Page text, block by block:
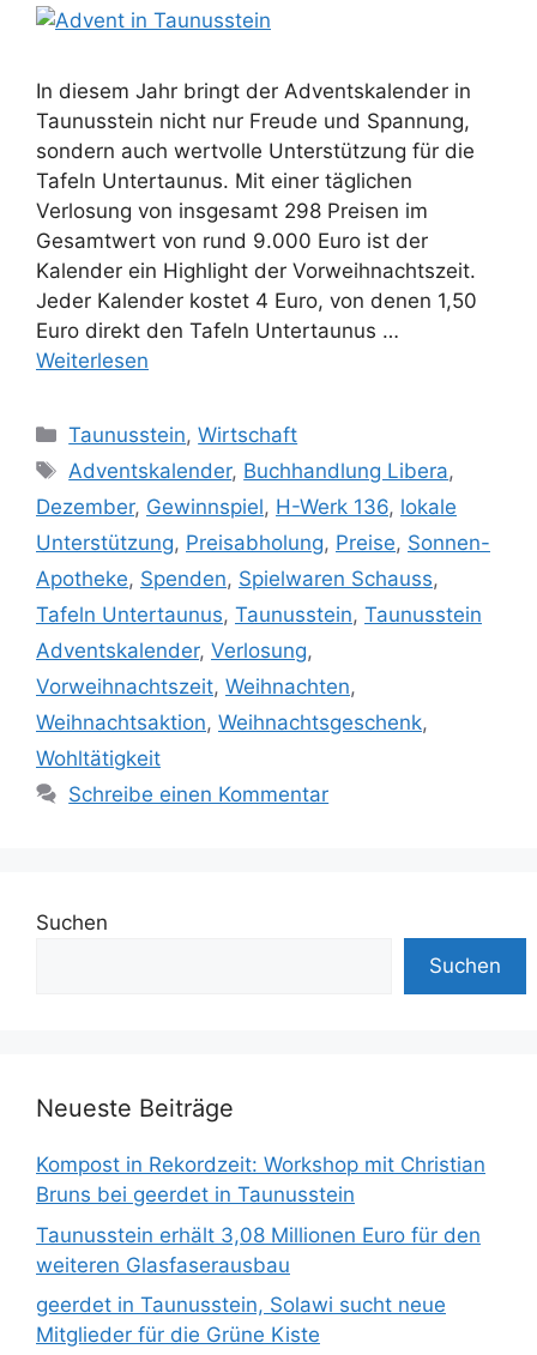
In diesem Jahr bringt der Adventskalender in
Taunusstein nicht nur Freude und Spannung,
sondern auch wertvolle Unterstützung für die
Tafeln Untertaunus. Mit einer täglichen
Verlosung von insgesamt 298 Preisen im
Gesamtwert von rund 9.000 Euro ist der
Kalender ein Highlight der Vorweihnachtszeit.
Jeder Kalender kostet 4 Euro, von denen 1,50
Euro direkt den Tafeln Untertaunus …
Weiterlesen
Kategorien
Taunusstein,Wirtschaft
Schlagwörter
Adventskalender, Buchhandlung Libera,
Dezember, Gewinnspiel, H-Werk 136, lokale
Unterstützung, Preisabholung, Preise, Sonnen-
Apotheke, Spenden, Spielwaren Schauss,
Tafeln Untertaunus, Taunusstein, Taunusstein
Adventskalender, Verlosung,
Vorweihnachtszeit, Weihnachten,
Weihnachtsaktion, Weihnachtsgeschenk,
Wohltätigkeit
Schreibe einen Kommentar
Suchen
Suchen
Neueste Beiträge
Kompost in Rekordzeit: Workshop mit Christian
Bruns bei geerdet in Taunusstein
Taunusstein erhält 3,08 Millionen Euro für den
weiteren Glasfaserausbau
geerdet in Taunusstein, Solawi sucht neue
Mitglieder für die Grüne Kiste